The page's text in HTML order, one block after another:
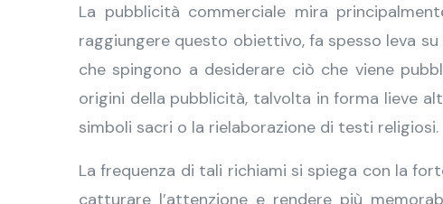
La pubblicità commerciale mira
raggiungere questo obiettivo, fa spesso leva
che spingono a desiderare ciò che viene
origini della pubblicità, talvolta in forma lieve
simboli sacri o la rielaborazione di testi religiosi.
La frequenza di tali richiami si spiega con la
catturare l’attenzione e rendere più